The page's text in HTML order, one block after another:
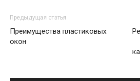
Предыдущая статья
Преимущества пластиковых
окон